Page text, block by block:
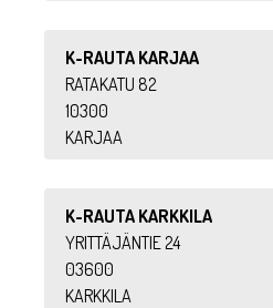
K-RAUTA KARJAA
RATAKATU 82
10300
KARJAA
K-RAUTA KARKKILA
YRITTÄJÄNTIE 24
03600
KARKKILA